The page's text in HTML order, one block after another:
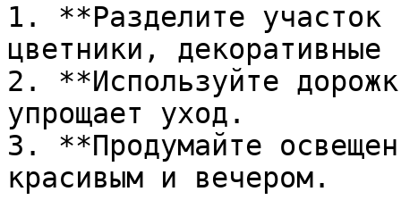
1. **Разделите
цветники, декоративные
2. **Используйте
упрощает уход.
3. **Продумайте
красивым и вечером.